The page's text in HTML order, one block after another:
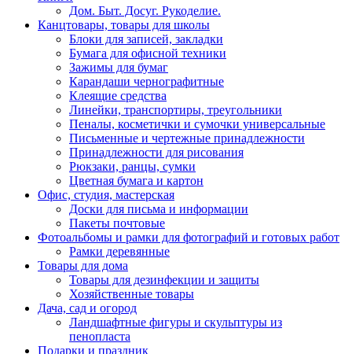
Дом. Быт. Досуг. Рукоделие.
Канцтовары, товары для школы
Блоки для записей, закладки
Бумага для офисной техники
Зажимы для бумаг
Карандаши чернографитные
Клеящие средства
Линейки, транспортиры, треугольники
Пеналы, косметички и сумочки универсальные
Письменные и чертежные принадлежности
Принадлежности для рисования
Рюкзаки, ранцы, сумки
Цветная бумага и картон
Офис, студия, мастерская
Доски для письма и информации
Пакеты почтовые
Фотоальбомы и рамки для фотографий и готовых работ
Рамки деревянные
Товары для дома
Товары для дезинфекции и защиты
Хозяйственные товары
Дача, сад и огород
Ландшафтные фигуры и скульптуры из
пенопласта
Подарки и праздник